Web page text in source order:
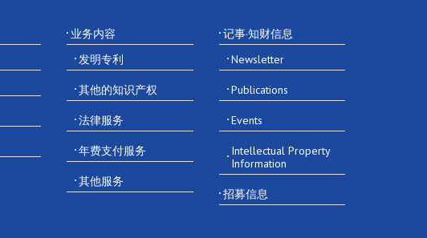
业务内容
发明专利
其他的知识产权
法律服务
年费支付服务
其他服务
记事·知财信息
Newsletter
Publications
Events
Intellectual Property
Information
招募信息